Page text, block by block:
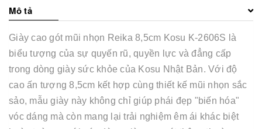
Mô tả
Giày cao gót mũi nhọn Reika 8,5cm Kosu K-2606S là
biểu tượng của sự quyến rũ, quyền lực và đẳng cấp
trong dòng giày sức khỏe của Kosu Nhật Bản. Với độ
cao ấn tượng 8,5cm kết hợp cùng thiết kế mũi nhọn sắc
sảo, mẫu giày này không chỉ giúp phái đẹp "biến hóa"
vóc dáng mà còn mang lại trải nghiệm êm ái khác biệt